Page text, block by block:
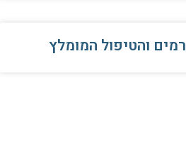
והטיפול המומלץ